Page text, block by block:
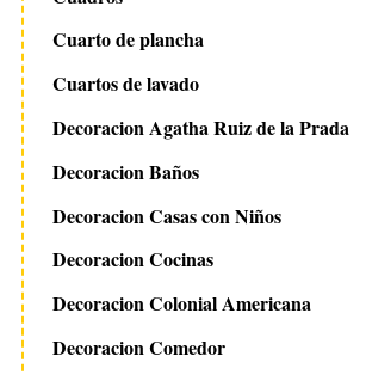
Cuarto de plancha
Cuartos de lavado
Decoracion Agatha Ruiz de la Prada
Decoracion Baños
Decoracion Casas con Niños
Decoracion Cocinas
Decoracion Colonial Americana
Decoracion Comedor